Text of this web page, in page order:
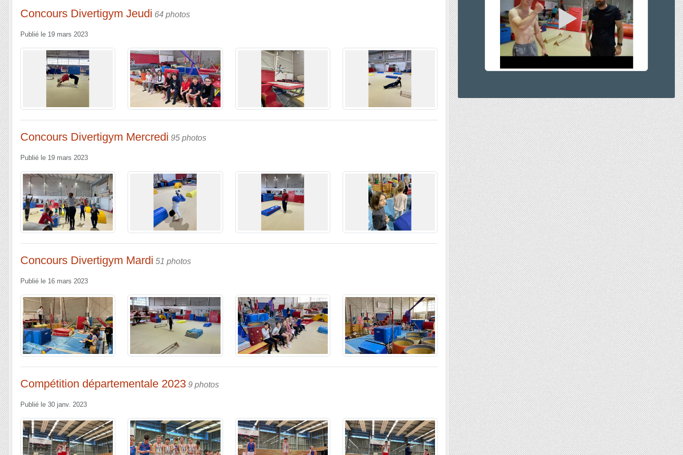
Concours Divertigym Jeudi 64 photos
Publié le 19 mars 2023
Concours Divertigym Mercredi 95 photos
Publié le 19 mars 2023
Concours Divertigym Mardi 51 photos
Publié le 16 mars 2023
Compétition départementale 2023 9 photos
Publié le 30 janv. 2023